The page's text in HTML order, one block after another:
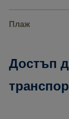
Плаж
Достъп